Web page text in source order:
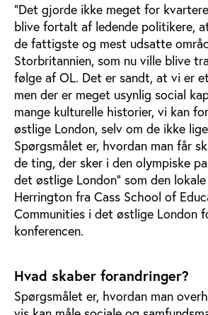
”Det gjorde ikke meget for
blive fortalt af ledende politikere,
de fattigste og mest udsatte
Storbritannien, som nu ville blive
følge af OL. Det er sandt, at vi er
men der er meget usynlig social
mange kulturelle historier, vi kan
østlige London, selv om de ikke
Spørgsmålet er, hvordan man får
de ting, der sker i den olympiske
det østlige London” som den
Herrington fra Cass School of
Communities i det østlige London
konferencen.
Hvad skaber forandringer?
Spørgsmålet er, hvordan man